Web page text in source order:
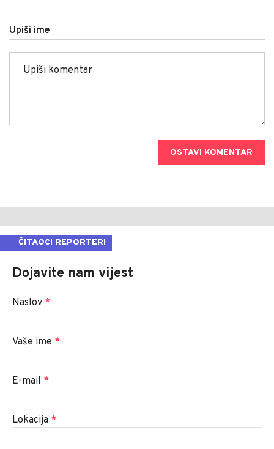
Upiši ime
OSTAVI KOMENTAR
ČITAOCI REPORTERI
Dojavite nam vijest
Naslov *
Vaše ime *
E-mail *
Lokacija *